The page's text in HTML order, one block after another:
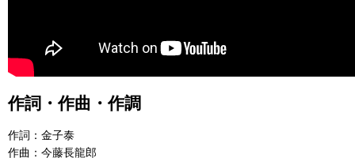
作詞・作曲・作調
作詞：金子泰
作曲：今藤長龍郎